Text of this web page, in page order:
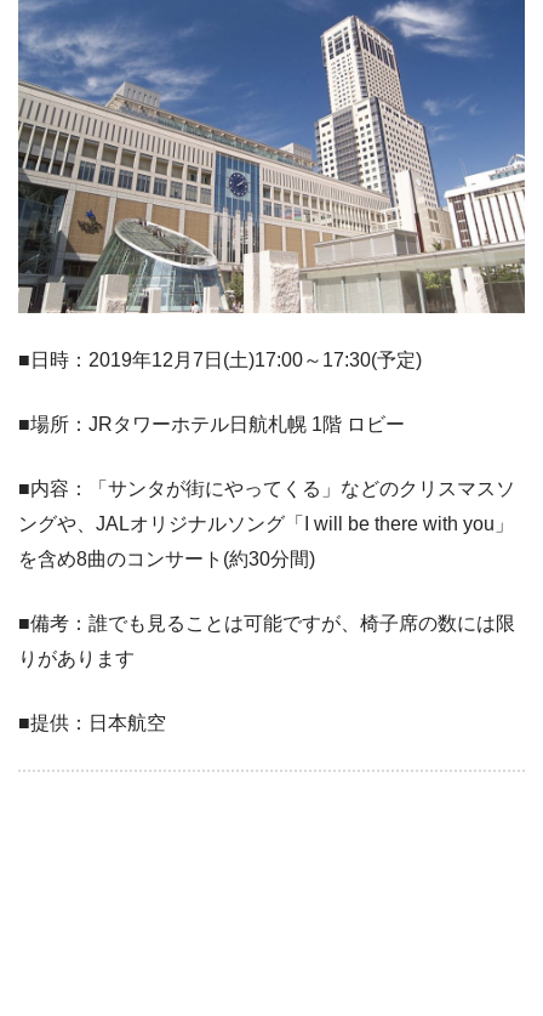
■日時：2019年12月7日(土)17:00～17:30(予定)
■場所：JRタワーホテル日航札幌 1階 ロビー
■内容：「サンタが街にやってくる」などのクリスマスソ
ングや、JALオリジナルソング「I will be there with you」
を含め8曲のコンサート(約30分間)
■備考：誰でも見ることは可能ですが、椅子席の数には限
りがあります
■提供：日本航空